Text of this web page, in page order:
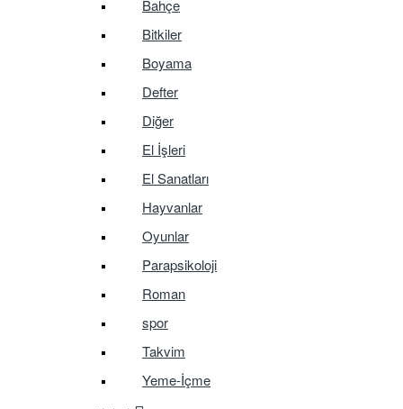
Bahçe
Bitkiler
Boyama
Defter
Diğer
El İşleri
El Sanatları
Hayvanlar
Oyunlar
Parapsikoloji
Roman
spor
Takvim
Yeme-İçme